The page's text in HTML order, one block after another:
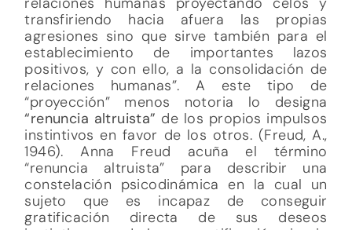
transfiriendo hacia afuera las propias
agresiones sino que sirve también para el
establecimiento de importantes lazos
positivos, y con ello, a la consolidación de
relaciones humanas”. A este tipo de
“proyección” menos notoria lo designa
“renuncia altruista” de los propios impulsos
instintivos en favor de los otros. (Freud, A.,
1946). Anna Freud acuña el término
“renuncia altruista” para describir una
constelación psicodinámica en la cual un
sujeto que es incapaz de conseguir
gratificación directa de sus deseos